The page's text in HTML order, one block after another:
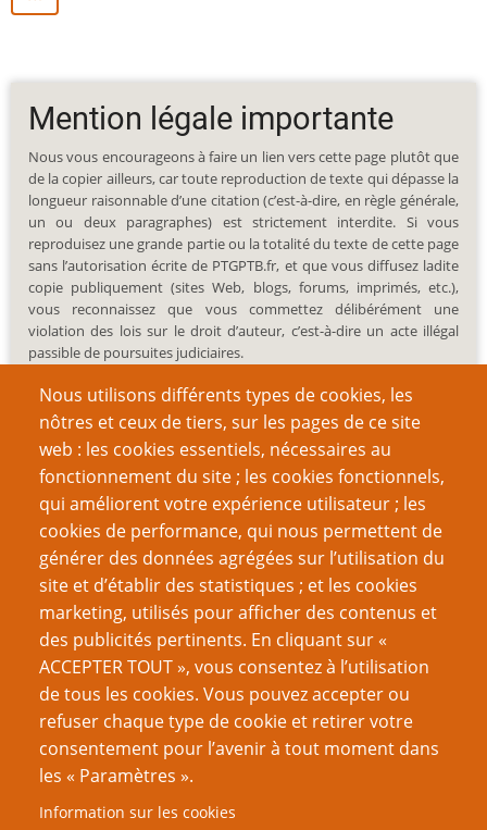
Nous utilisons différents types de cookies, les
nôtres et ceux de tiers, sur les pages de ce site
web : les cookies essentiels, nécessaires au
fonctionnement du site ; les cookies fonctionnels,
qui améliorent votre expérience utilisateur ; les
cookies de performance, qui nous permettent de
générer des données agrégées sur l’utilisation du
site et d’établir des statistiques ; et les cookies
marketing, utilisés pour afficher des contenus et
des publicités pertinents. En cliquant sur «
ACCEPTER TOUT », vous consentez à l’utilisation
de tous les cookies. Vous pouvez accepter ou
refuser chaque type de cookie et retirer votre
consentement pour l’avenir à tout moment dans
les « Paramètres ».
Information sur les cookies
Mention légale importante
Nous vous encourageons à faire un lien vers cette page plutôt que
de la copier ailleurs, car toute reproduction de texte qui dépasse la
longueur raisonnable d’une citation (c’est-à-dire, en règle générale,
un ou deux paragraphes) est strictement interdite. Si vous
reproduisez une grande partie ou la totalité du texte de cette page
sans l’autorisation écrite de PTGPTB.fr, et que vous diffusez ladite
copie publiquement (sites Web, blogs, forums, imprimés, etc.),
vous reconnaissez que vous commettez délibérément une
violation des lois sur le droit d’auteur, c’est-à-dire un acte illégal
passible de poursuites judiciaires.
Recherche
Nom d'utilisateur
Mot de passe